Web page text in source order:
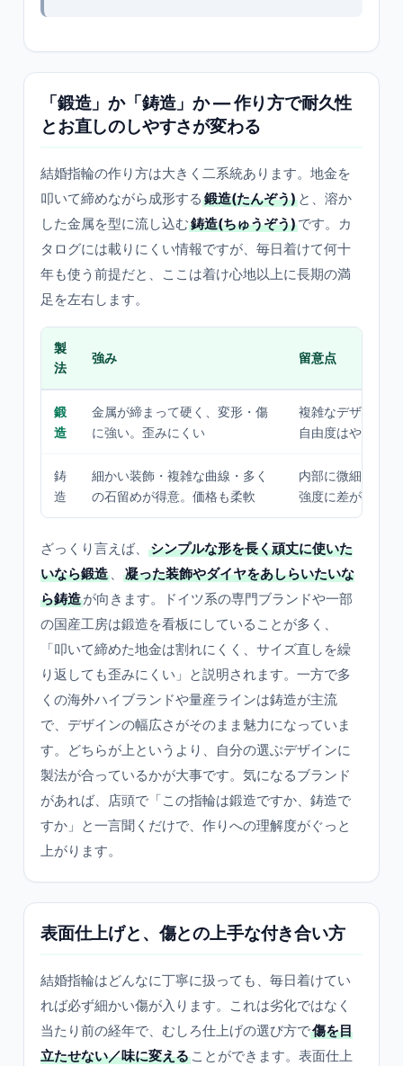
「鍛造」か「鋳造」か — 作り方で耐久性
とお直しのしやすさが変わる
結婚指輪の作り方は大きく二系統あります。地金を
叩いて締めながら成形する 鍛造(たんぞう) と、溶か
した金属を型に流し込む鋳造(ちゅうぞう)です。カ
タログには載りにくい情報ですが、毎日着けて何十
年も使う前提だと、ここは着け心地以上に長期の満
足を左右します。
製
法
強み 留意点
鍛
造
金属が締まって硬く、変形・傷
に強い。歪みにくい
複雑なデザインや
自由度はやや低め
鋳
造
細かい装飾・複雑な曲線・多く
の石留めが得意。価格も柔軟
内部に微細な気
強度に差が出るこ
ざっくり言えば、
シンプルな形を長く頑丈に使いた
いなら鍛造 、
凝った装飾やダイヤをあしらいたいな
ら鋳造が向きます。ドイツ系の専門ブランドや一部
の国産工房は鍛造を看板にしていることが多く、
「叩いて締めた地金は割れにくく、サイズ直しを繰
り返しても歪みにくい」と説明されます。一方で多
くの海外ハイブランドや量産ラインは鋳造が主流
で、デザインの幅広さがそのまま魅力になっていま
す。どちらが上というより、自分の選ぶデザインに
製法が合っているかが大事です。気になるブランド
があれば、店頭で「この指輪は鍛造ですか、鋳造で
すか」と一言聞くだけで、作りへの理解度がぐっと
上がります。
表面仕上げと、傷との上手な付き合い方
結婚指輪はどんなに丁寧に扱っても、毎日着けてい
れば必ず細かい傷が入ります。これは劣化ではなく
当たり前の経年で、むしろ仕上げの選び方で傷を目
立たせない／味に変える ことができます。表面仕上